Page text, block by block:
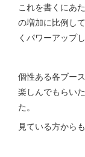
これを書くにあ
の増加に比例し
くパワーアップ
個性ある各ブー
楽しんでもらい
た。
見ている方から